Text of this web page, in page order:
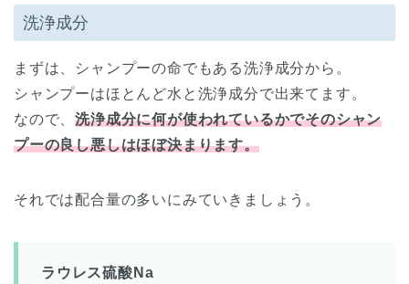
洗浄成分
まずは、シャンプーの命でもある洗浄成分から。
シャンプーはほとんど水と洗浄成分で出来てます。
なので、洗浄成分に何が使われているかでそのシャン
プーの良し悪しはほぼ決まります。
それでは配合量の多いにみていきましょう。
ラウレス硫酸Na